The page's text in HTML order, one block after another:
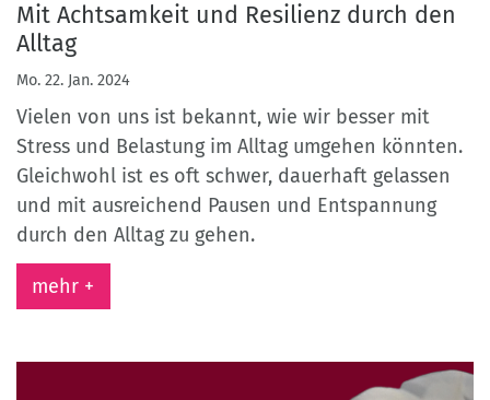
Mit Achtsamkeit und Resilienz durch den
Alltag
Mo. 22. Jan. 2024
Vielen von uns ist bekannt, wie wir besser mit
Stress und Belastung im Alltag umgehen könnten.
Gleichwohl ist es oft schwer, dauerhaft gelassen
und mit ausreichend Pausen und Entspannung
durch den Alltag zu gehen.
mehr +